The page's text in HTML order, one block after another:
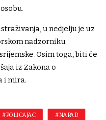
u nedjelju je uz
nadzorniku
Osim toga, biti će
iz Zakona o
i mira.
#POLICAJAC #NAPAD